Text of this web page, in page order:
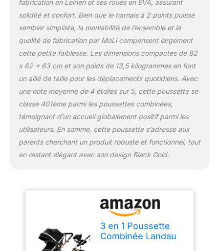
【Double Quilting】
Double quilting,
respirant, absorbant la
sueur, doux et anti -
taches. 【Conception de
Remise Réglable Multi -
Angle, Double Mode de
Poussée】 la poussette a
un mode de glissement
double et une
conception de remise
réglable Multi - angle. Il
peut être réglé pour
glisser vers l'avant et
vers l'arrière pour donner
à votre bébé une bonne
votre bébé. En outre, la
poussette est conçue
avec un hangar réglable
Multi - angle, capable de
faire face à une variété
fabrication en Leinen et ses roues en EVA, assurant
solidité et confort. Bien que le harnais à 2 points puisse
sembler simpliste, la maniabilité de l’ensemble et la
qualité de fabrication par MoLi compensent largement
cette petite faiblesse. Les dimensions compactes de 82
x 62 x 63 cm et son poids de 13,5 kilogrammes en font
un allié de taille pour les déplacements quotidiens. Avec
une note moyenne de 4 étoiles sur 5, cette poussette se
classe 401ème parmi les poussettes combinées,
témoignant d’un accueil globalement positif parmi les
utilisateurs. En somme, cette poussette s’adresse aux
parents cherchant un produit robuste et fonctionnel, tout
en restant élégant avec son design Black Gold.
3 en 1 Poussette
Combinée Landau